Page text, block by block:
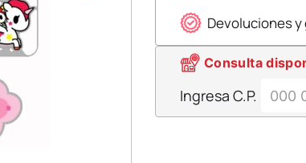
Devoluciones
Consulta
Ingresa C.P.